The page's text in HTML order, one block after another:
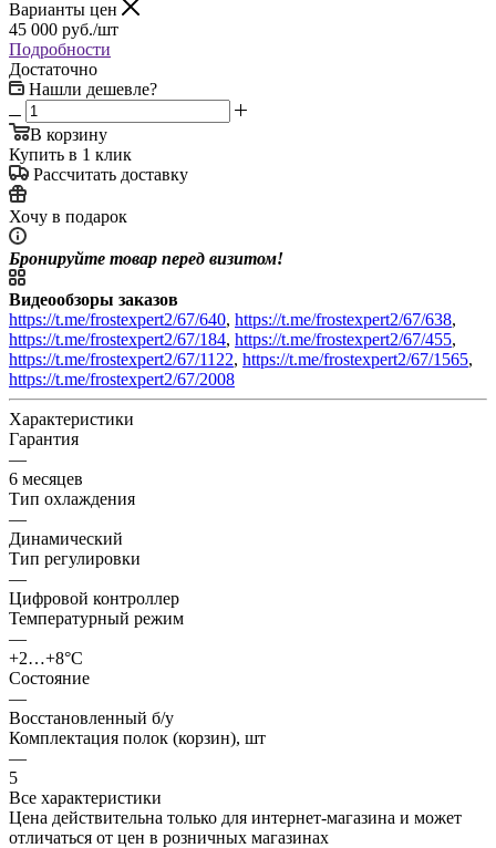
Варианты цен
45 000 руб./шт
Подробности
Достаточно
Нашли дешевле?
В корзину
Купить в 1 клик
Рассчитать доставку
Хочу в подарок
Бронируйте товар перед визитом!
Видеообзоры заказов
https://t.me/frostexpert2/67/640, https://t.me/frostexpert2/67/638,
https://t.me/frostexpert2/67/184, https://t.me/frostexpert2/67/455,
https://t.me/frostexpert2/67/1122, https://t.me/frostexpert2/67/1565,
https://t.me/frostexpert2/67/2008
Характеристики
Гарантия
—
6 месяцев
Тип охлаждения
—
Динамический
Тип регулировки
—
Цифровой контроллер
Температурный режим
—
+2…+8°C
Состояние
—
Восстановленный б/у
Комплектация полок (корзин), шт
—
5
Все характеристики
Цена действительна только для интернет-магазина и может
отличаться от цен в розничных магазинах